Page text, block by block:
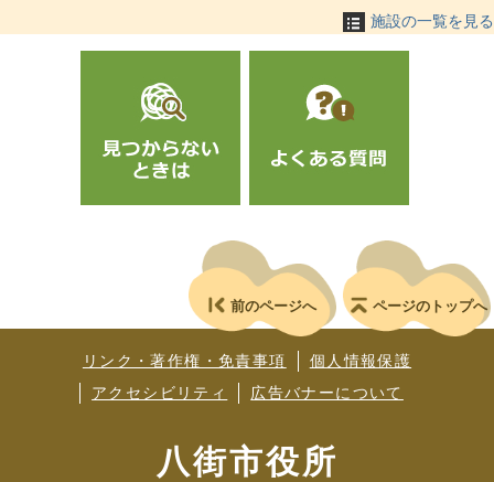
施設の一覧を見る
前のページへ ページのトップへ
リンク・著作権・免責事項
個人情報保護
アクセシビリティ
広告バナーについて
八街市役所